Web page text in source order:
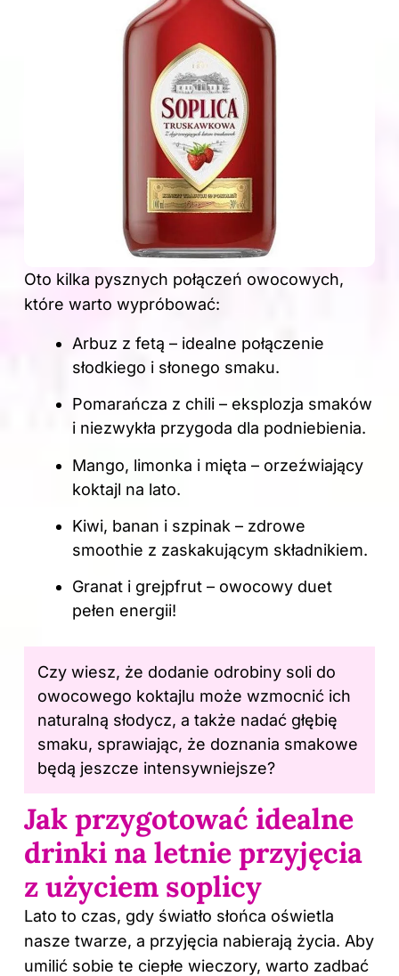
Oto kilka pysznych połączeń owocowych,
które warto wypróbować:
Arbuz z fetą – idealne połączenie
słodkiego i słonego smaku.
Pomarańcza z chili – eksplozja smaków
i niezwykła przygoda dla podniebienia.
Mango, limonka i mięta – orzeźwiający
koktajl na lato.
Kiwi, banan i szpinak – zdrowe
smoothie z zaskakującym składnikiem.
Granat i grejpfrut – owocowy duet
pełen energii!
Czy wiesz, że dodanie odrobiny soli do
owocowego koktajlu może wzmocnić ich
naturalną słodycz, a także nadać głębię
smaku, sprawiając, że doznania smakowe
będą jeszcze intensywniejsze?
Jak przygotować idealne
drinki na letnie przyjęcia
z użyciem soplicy
Lato to czas, gdy światło słońca oświetla
nasze twarze, a przyjęcia nabierają życia. Aby
umilić sobie te ciepłe wieczory, warto zadbać